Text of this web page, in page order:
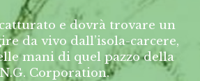
e dovrà trovare un
da vivo dall’isola-carcere,
mani di quel pazzo della
Corporation.